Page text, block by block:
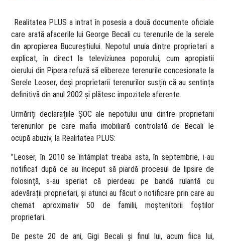
​ Realitatea PLUS a intrat în posesia a două documente oficiale
care arată afacerile lui George Becali cu terenurile de la serele
din apropierea Bucureștiului. Nepotul unuia dintre proprietari a
explicat, în direct la televiziunea poporului, cum apropiatii
oierului din Pipera refuză să elibereze terenurile concesionate la
Serele Leoser, deși proprietarii terenurilor susțin că au sentința
definitivă din anul 2002 și plătesc impozitele aferente.
Urmăriți declarațiile ȘOC ale nepotului unui dintre proprietarii
terenurilor pe care mafia imobiliară controlată de Becali le
ocupă abuziv, la Realitatea PLUS:
”Leoser, în 2010 se întâmplat treaba asta, în septembrie, i-au
notificat după ce au început să piardă procesul de lipsire de
folosință, s-au speriat că pierdeau pe bandă rulantă cu
adevărații proprietari, și atunci au făcut o notificare prin care au
chemat aproximativ 50 de familii, moștenitorii foștilor
proprietari.
De peste 20 de ani, Gigi Becali și finul lui, acum fiica lui,